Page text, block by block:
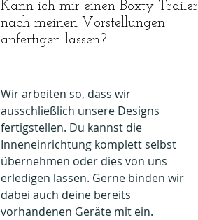
Kann ich mir einen Boxty Trailer
nach meinen Vorstellungen
anfertigen lassen?
Wir arbeiten so, dass wir
ausschließlich unsere Designs
fertigstellen. Du kannst die
Inneneinrichtung komplett selbst
übernehmen oder dies von uns
erledigen lassen. Gerne binden wir
dabei auch deine bereits
vorhandenen Geräte mit ein.